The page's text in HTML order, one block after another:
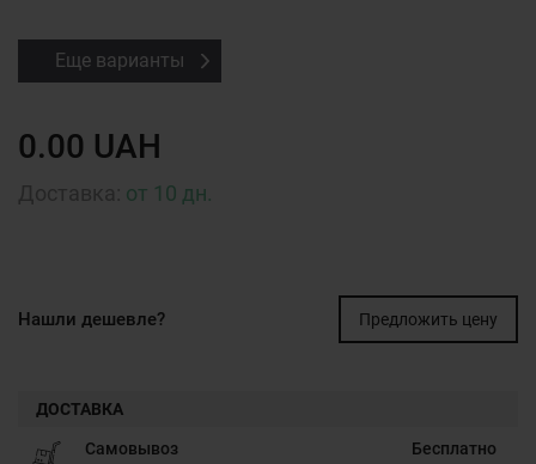
Еще варианты
0.00 UAH
от 10 дн.
Нашли дешевле? Предложить цену
ДОСТАВКА
Самовывоз Бесплатно